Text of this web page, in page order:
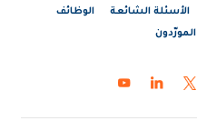
الأسئلة الشائعة
الوظائف
المورّدون